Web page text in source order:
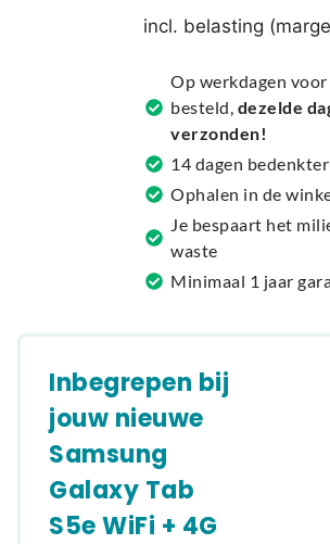
e
a
v
e
:
incl. belasting
Op werkdagen
besteld, dezelde
verzonden!
14 dagen
Ophalen in de
Je bespaart het
waste
Minimaal 1 jaar
Inbegrepen bij
jouw nieuwe
Samsung
Galaxy Tab
S5e WiFi + 4G